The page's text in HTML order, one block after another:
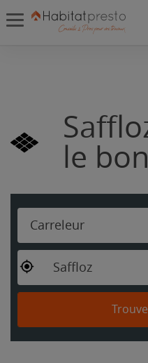
le
Carreleur
Saffloz